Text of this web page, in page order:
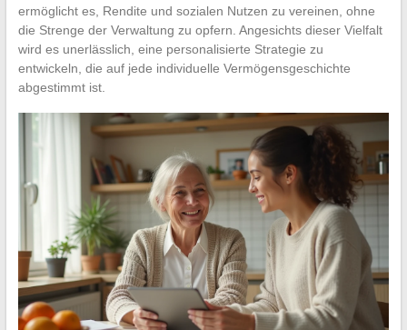
ermöglicht es, Rendite und sozialen Nutzen zu vereinen, ohne
die Strenge der Verwaltung zu opfern. Angesichts dieser Vielfalt
wird es unerlässlich, eine personalisierte Strategie zu
entwickeln, die auf jede individuelle Vermögensgeschichte
abgestimmt ist.